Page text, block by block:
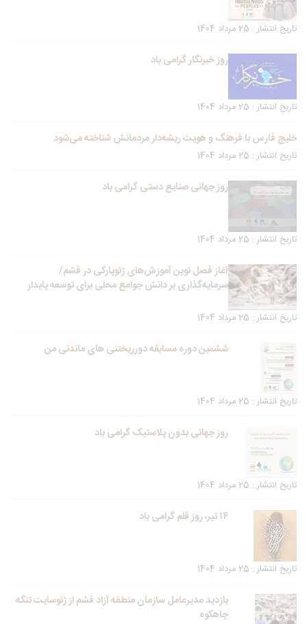
تاریخ انتشار : 25 مرداد 1404
روز خبرنگار گرامی باد
تاریخ انتشار : 25 مرداد 1404
خلیج فارس با فرهنگ و هویت ریشه‌دار مردمانش شناخته می‌شود
تاریخ انتشار : 25 مرداد 1404
روز جهانی صنایع دستی گرامی باد
تاریخ انتشار : 25 مرداد 1404
آغاز فصل نوین آموزش‌های ژئوپارکی در قشم/
سرمایه‌گذاری بر دانش جوامع محلی برای توسعه پایدار
تاریخ انتشار : 25 مرداد 1404
ششمین دوره مسابقه دورریختنی های ماندنی من
تاریخ انتشار : 25 مرداد 1404
روز جهانی بدون پلاستیک گرامی باد
تاریخ انتشار : 25 مرداد 1404
۱۴ تیر، روز قلم گرامی باد
تاریخ انتشار : 25 مرداد 1404
بازدید مدیرعامل سازمان منطقه آزاد قشم از ژئوسایت تنگه
چاهکوه